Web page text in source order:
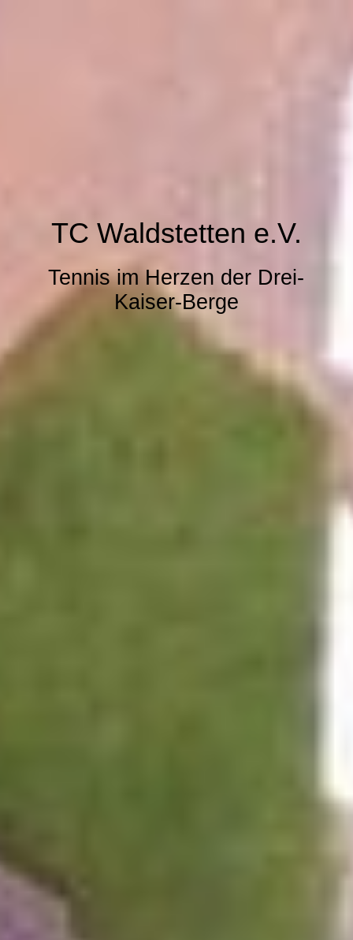
TC Waldstetten e.V.
Tennis im Herzen der Drei-
Kaiser-Berge